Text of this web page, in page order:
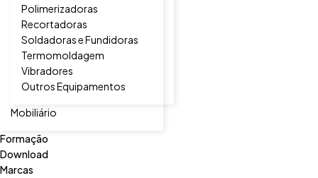
Polimerizadoras
Recortadoras
Soldadoras e Fundidoras
Termomoldagem
Vibradores
Outros Equipamentos
Mobiliário
Formação
Download
Marcas